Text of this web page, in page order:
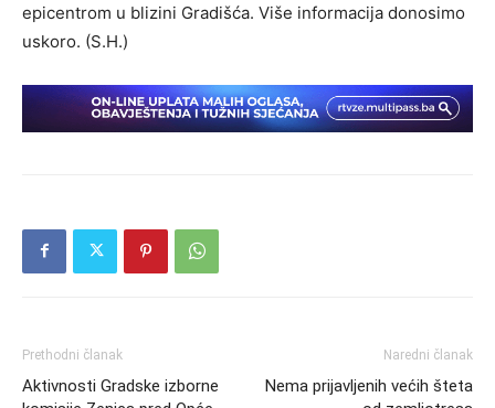
epicentrom u blizini Gradišća. Više informacija donosimo
uskoro. (S.H.)
Prethodni članak
Aktivnosti Gradske izborne
Naredni članak
Nema prijavljenih većih šteta